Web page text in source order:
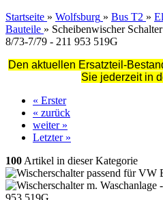
Startseite » Wolfsburg » Bus T2 »
Bauteile » Scheibenwischer
8/73-7/79 - 211 953 519G
Den aktuellen Ersatzteil-
Sie jederzeit in
« Erster
« zurück
weiter »
Letzter »
100 Artikel in dieser Kategorie